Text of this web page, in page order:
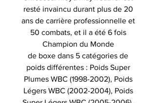
resté invaincu durant plus de 20
ans de carrière professionnelle et
50 combats, et il a été 6 fois
Champion du Monde
de boxe dans 5 catégories de
poids différentes : Poids Super
Plumes WBC (1998-2002), Poids
Légers WBC (2002-2004), Poids